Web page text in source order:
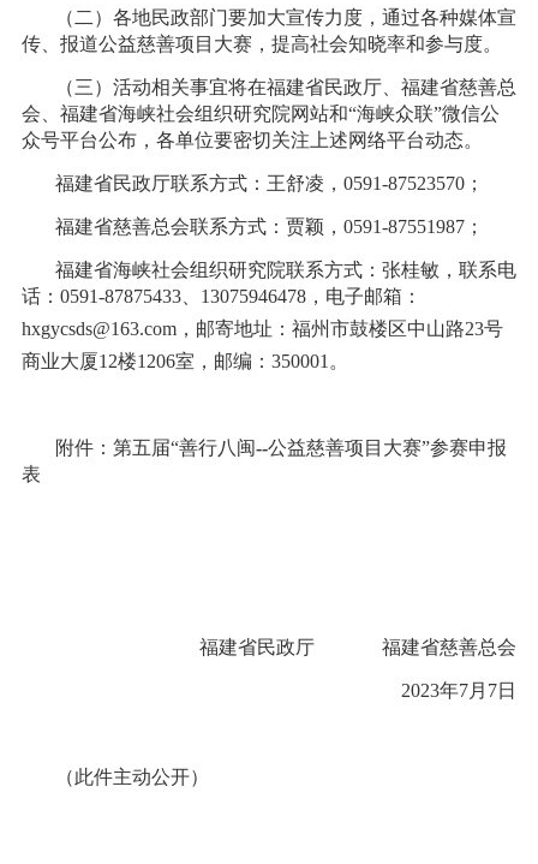
（二）各地民政部门要加大宣传力度，通过各种媒体宣
传、报道公益慈善项目大赛，提高社会知晓率和参与度。
（三）活动相关事宜将在福建省民政厅、福建省慈善总
会、福建省海峡社会组织研究院网站和“海峡众联”微信公
众号平台公布，各单位要密切关注上述网络平台动态。
福建省民政厅联系方式：王舒凌，0591-87523570；
福建省慈善总会联系方式：贾颖，0591-87551987；
福建省海峡社会组织研究院联系方式：张桂敏，联系电
话：0591-87875433、13075946478，电子邮箱：
hxgycsds@163.com，邮寄地址：福州市鼓楼区中山路23号
商业大厦12楼1206室，邮编：350001。
附件：第五届“善行八闽--公益慈善项目大赛”参赛申报
表
福建省民政厅 福建省慈善总会
2023年7月7日
（此件主动公开）